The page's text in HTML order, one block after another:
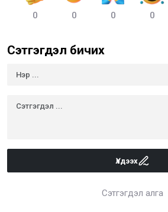
0 0 0 0
Сэтгэгдэл бичих
Үлдээх
Сэтгэгдэл алга